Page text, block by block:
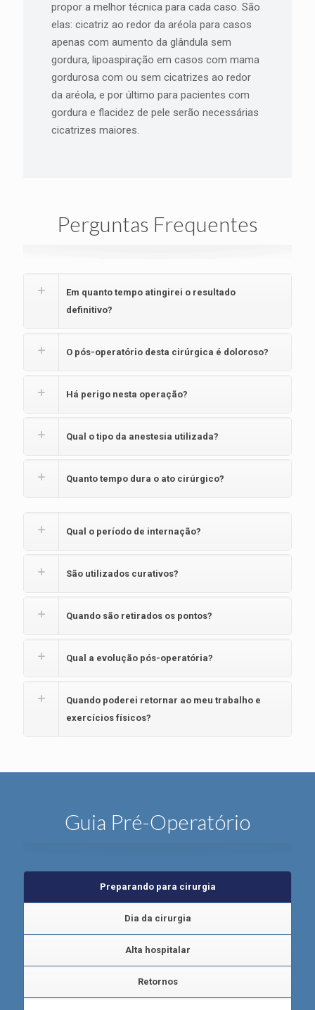
propor a melhor técnica para cada caso. São
elas: cicatriz ao redor da aréola para casos
apenas com aumento da glândula sem
gordura, lipoaspiração em casos com mama
gordurosa com ou sem cicatrizes ao redor
da aréola, e por último para pacientes com
gordura e flacidez de pele serão necessárias
cicatrizes maiores.
Perguntas Frequentes
Em quanto tempo atingirei o resultado
definitivo?
O pós-operatório desta cirúrgica é doloroso?
Há perigo nesta operação?
Qual o tipo da anestesia utilizada?
Quanto tempo dura o ato cirúrgico?
Qual o período de internação?
São utilizados curativos?
Quando são retirados os pontos?
Qual a evolução pós-operatória?
Quando poderei retornar ao meu trabalho e
exercícios físicos?
Guia Pré-Operatório
Preparando para cirurgia
Dia da cirurgia
Alta hospitalar
Retornos